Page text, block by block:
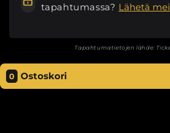
tapahtumassa? Lähetä
Tapahtumatietojen lähde:
0 Ostoskori